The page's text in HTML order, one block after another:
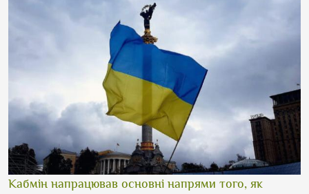
Кабмін напрацював основні напрями того, як